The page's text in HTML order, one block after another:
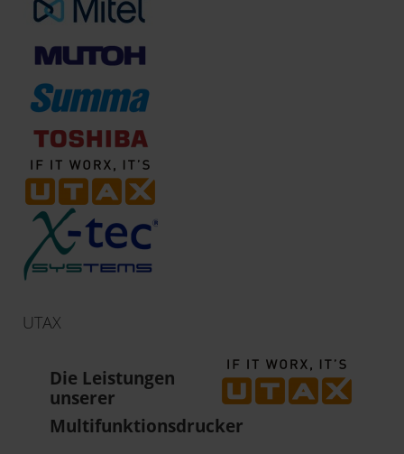
UTAX
Die Leistungen
unserer
Multifunktionsdrucker